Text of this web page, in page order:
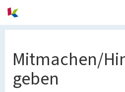
Mitmachen/
geben